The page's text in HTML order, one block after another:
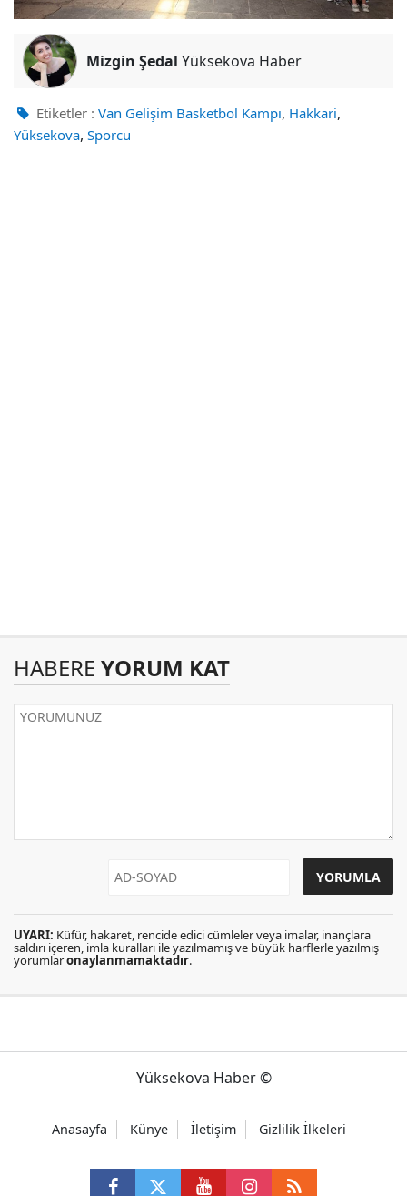
Mizgin Şedal Yüksekova Haber
Etiketler : Van Gelişim Basketbol Kampı, Hakkari,
Yüksekova, Sporcu
HABERE YORUM KAT
UYARI: Küfür, hakaret, rencide edici cümleler veya imalar, inançlara
saldırı içeren, imla kuralları ile yazılmamış ve büyük harflerle yazılmış
yorumlaronaylanmamaktadır.
Yüksekova Haber ©
Anasayfa Künye İletişim Gizlilik İlkeleri